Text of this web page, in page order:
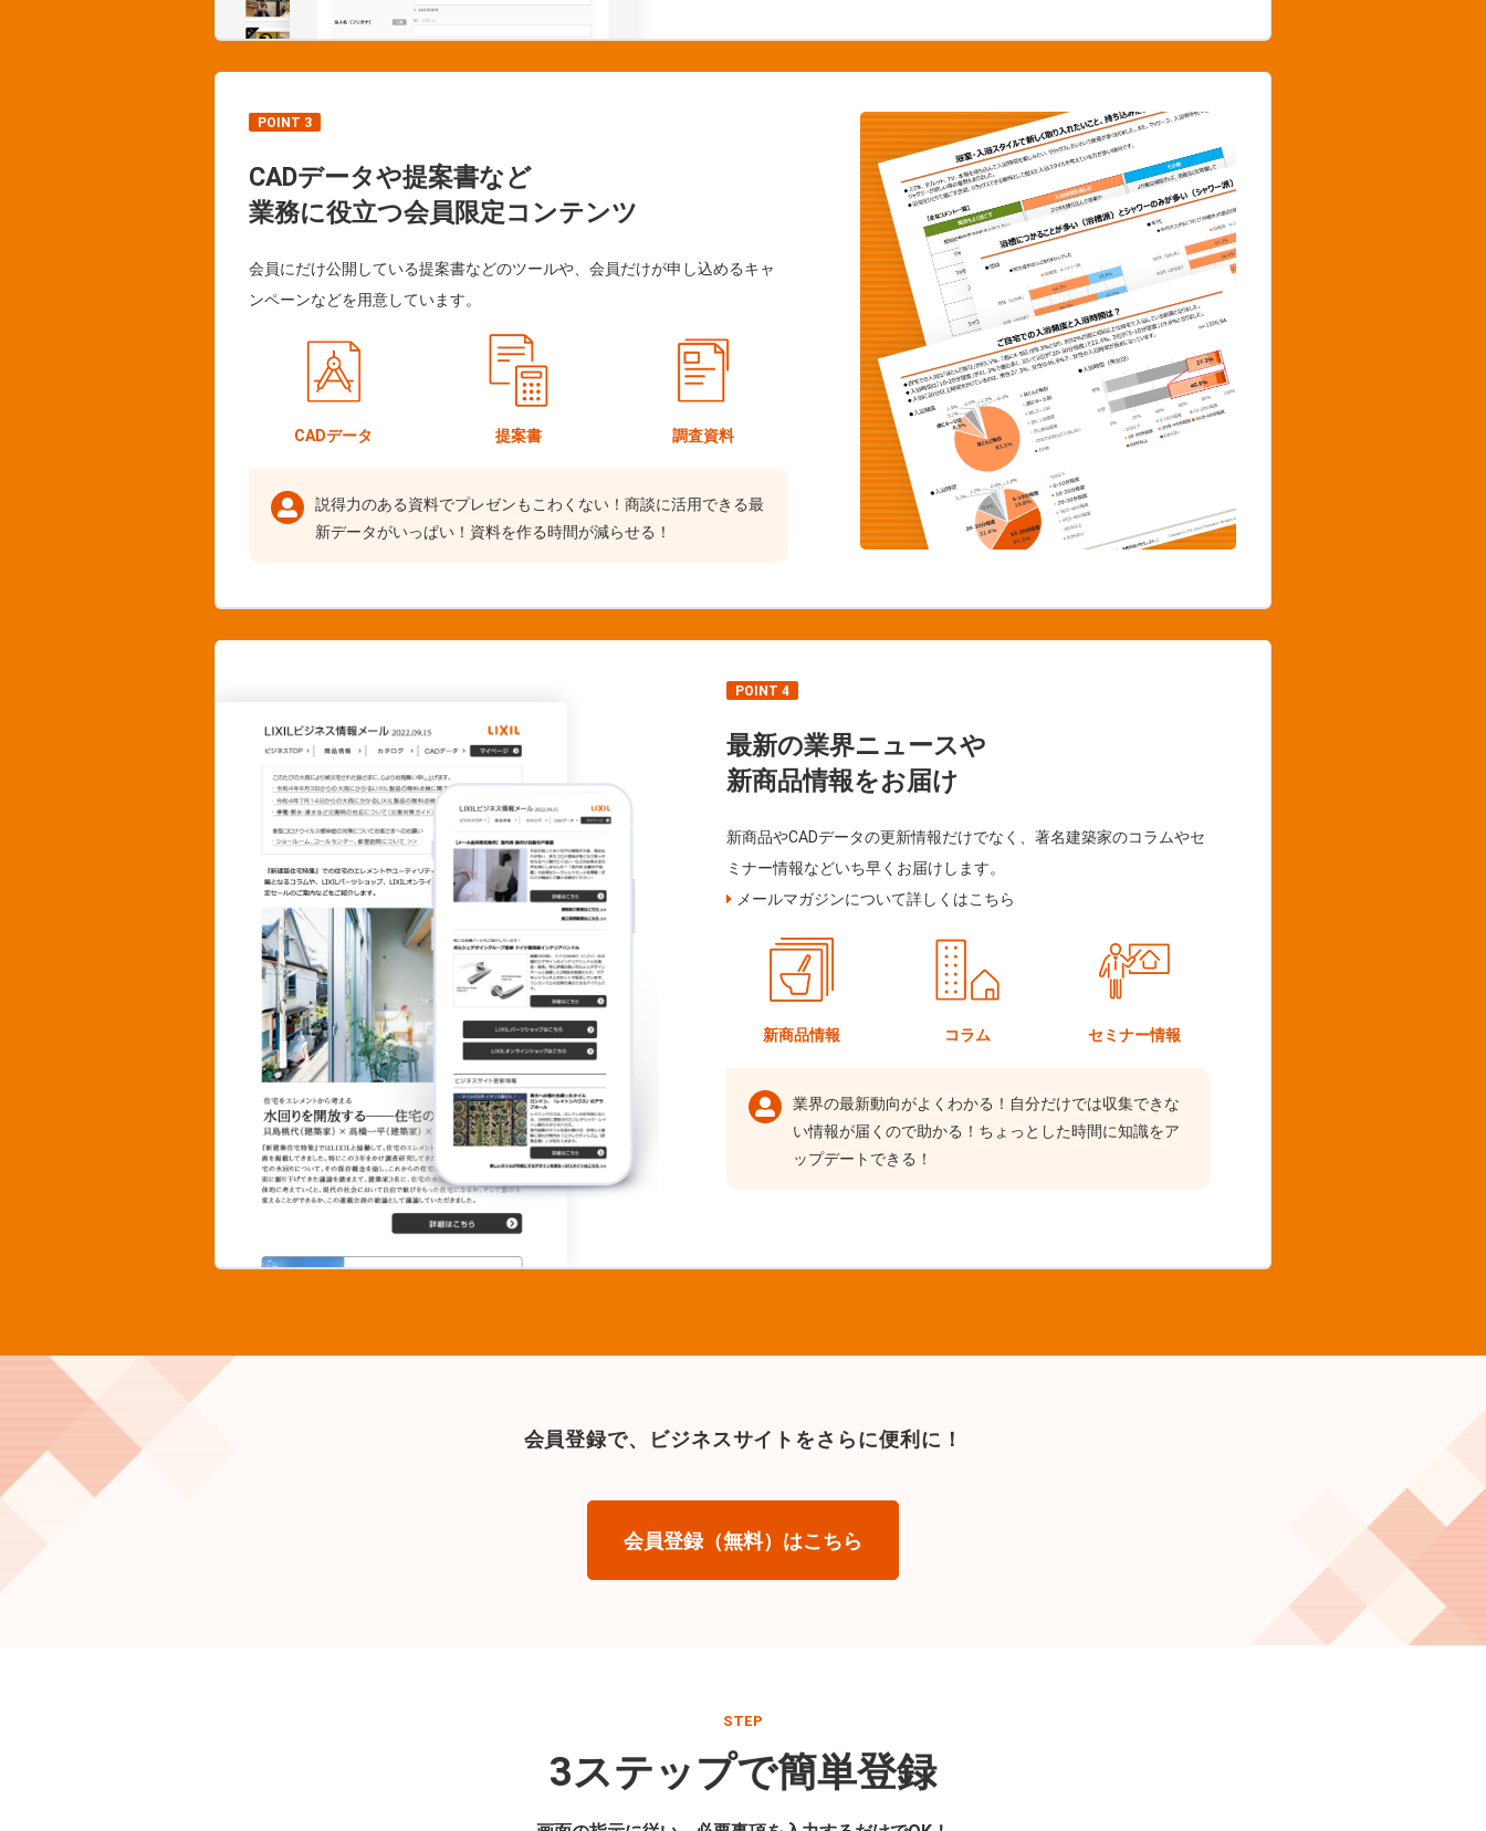
POINT 3
CADデータや提案書など
業務に役立つ会員限定コンテンツ
会員にだけ公開している提案書などのツールや、会員だけが申し込めるキャ
ンペーンなどを用意しています。
CADデータ 提案書 調査資料
説得力のある資料でプレゼンもこわくない！商談に活用できる最
新データがいっぱい！資料を作る時間が減らせる！
POINT 4
最新の業界ニュースや
新商品情報をお届け
新商品やCADデータの更新情報だけでなく、著名建築家のコラムやセ
ミナー情報などいち早くお届けします。
メールマガジンについて詳しくはこちら
新商品情報 コラム セミナー情報
業界の最新動向がよくわかる！自分だけでは収集できな
い情報が届くので助かる！ちょっとした時間に知識をア
ップデートできる！
会員登録で、 ビジネスサイトをさらに便利に！
会員登録（無料）はこちら
STEP
3ステップで簡単登録